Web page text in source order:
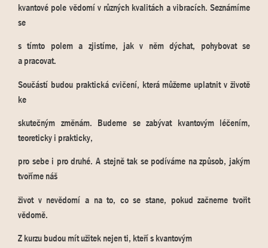
kvantové pole vědomí v různých kvalitách a vibracích. Seznámíme
se
s tímto polem a zjistíme, jak v něm dýchat, pohybovat se
a pracovat.
Součástí budou praktická cvičení, která můžeme uplatnit v životě
ke
skutečným změnám. Budeme se zabývat kvantovým léčením,
teoreticky i prakticky,
pro sebe i pro druhé. A stejně tak se podíváme na způsob, jakým
tvoříme náš
život v nevědomí a na to, co se stane, pokud začneme tvořit
vědomě.
Z kurzu budou mít užitek nejen ti, kteří s kvantovým